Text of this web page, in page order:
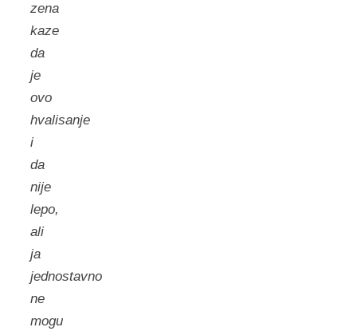
zena
kaze
da
je
ovo
hvalisanje
i
da
nije
lepo,
ali
ja
jednostavno
ne
mogu